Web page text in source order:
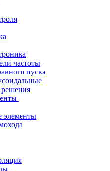
частоты
пуска
элементы